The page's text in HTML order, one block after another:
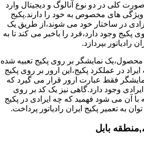
صورت کلی در دو نوع آنالوگ و دیجیتال وارد
ویژگی های مخصوص به خود را دارند.پکیج
در ساختار خود می شوند،از طریق یک
وجود دارد،فرد را باخبر می کند تا به
رادیاتور بپردازد.
محصول،یک نمایشگر بر روی پکیج تعبیه شده
در عملکرد پکیج،این ارور بر روی پکیج
فقط عبارت ارور قرار می گیرد که
وجود دارد.گاهی نیز یک کد بر روی
با آن می شود فهمید که چه ایرادی در پکیج
به تعمیر پکیج ایران رادیاتور پرداخت.
بابل